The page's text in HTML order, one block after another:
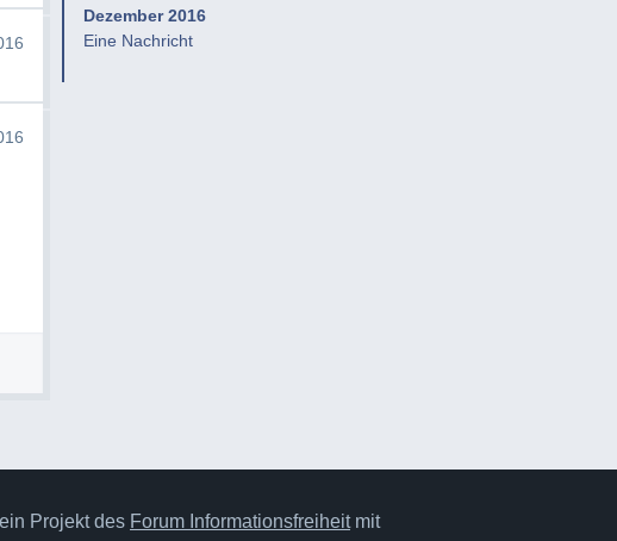
Dezember 2016
Eine Nachricht
Projekt des Forum Informationsfreiheitmit